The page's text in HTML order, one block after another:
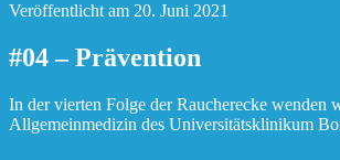
Veröffentlicht am 20. Juni 2021
#04 – Prävention
In der vierten Folge der Raucherecke wenden
Allgemeinmedizin des Universitätsklinikum